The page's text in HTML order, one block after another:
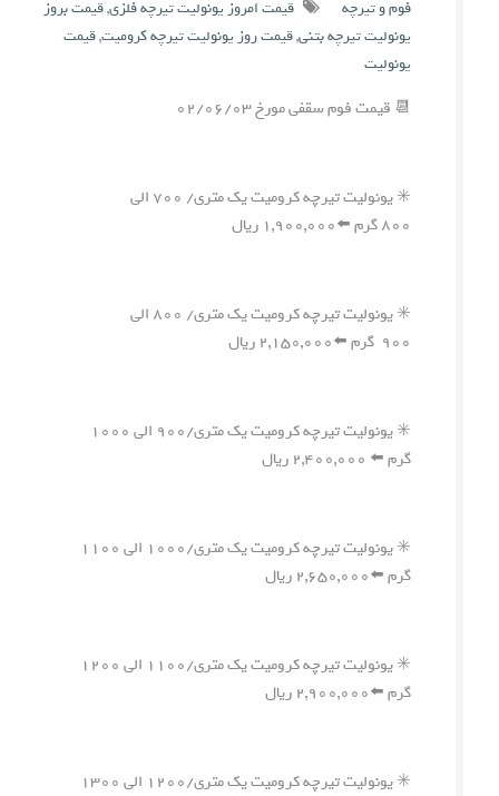
فوم و تیرچه
قیمت امروز یونولیت تیرچه فلزی,قیمت بروز
یونولیت تیرچه بتنی,قیمت روز یونولیت تیرچه کرومیت,قیمت
یونولیت
📆 قیمت فوم سقفی مورخ ۰۲/۰۶/۰۳
✳️ یونولیت تیرچه کرومیت یک متری/ ۷۰۰ الی
۸۰۰ گرم ⬅️۱,۹۰۰,۰۰۰ ریال
✳️ یونولیت تیرچه کرومیت یک متری/ ۸۰۰ الی
۹۰۰ گرم ⬅️۲,۱۵۰,۰۰۰ ریال
✳️ یونولیت تیرچه کرومیت یک متری/۹۰۰ الی ۱۰۰۰
گرم ⬅️ ۲,۴۰۰,۰۰۰ ریال
✳️ یونولیت تیرچه کرومیت یک متری/۱۰۰۰ الی ۱۱۰۰
گرم ⬅️۲,۶۵۰,۰۰۰ ریال
✳️ یونولیت تیرچه کرومیت یک متری/۱۱۰۰ الی ۱۲۰۰
گرم ⬅️۲,۹۰۰,۰۰۰ ریال
✳️ یونولیت تیرچه کرومیت یک متری/۱۲۰۰ الی ۱۳۰۰